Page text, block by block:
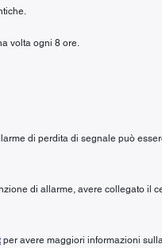
volta ogni 8 ore.
di perdita di segnale può
di allarme, avere collegato il
per avere maggiori informazioni